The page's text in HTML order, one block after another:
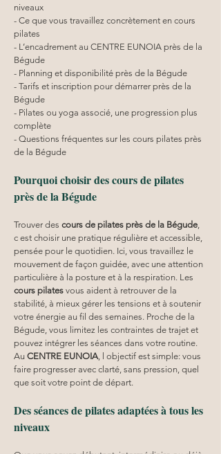
niveaux
- Ce que vous travaillez concrètement en cours
pilates
- L’encadrement au CENTRE EUNOIA près de la
Bégude
- Planning et disponibilité près de la Bégude
- Tarifs et inscription pour démarrer près de la
Bégude
- Pilates ou yoga associé, une progression plus
complète
- Questions fréquentes sur les cours pilates près
de la Bégude
Pourquoi choisir des cours de pilates
près de la Bégude
Trouver des cours de pilates près de la Bégude
c est choisir une pratique régulière et accessible,
pensée pour le quotidien. Ici, vous travaillez le
mouvement de façon guidée, avec une attention
particulière à la posture et à la respiration. Les
cours pilates vous aident à retrouver de la
stabilité, à mieux gérer les tensions et à soutenir
votre énergie au fil des semaines. Proche de la
Bégude, vous limitez les contraintes de trajet et
pouvez intégrer les séances dans votre routine.
Au CENTRE EUNOIA , l objectif est simple: vous
faire progresser avec clarté, sans pression, quel
que soit votre point de départ.
Des séances de pilates adaptées à tous les
niveaux